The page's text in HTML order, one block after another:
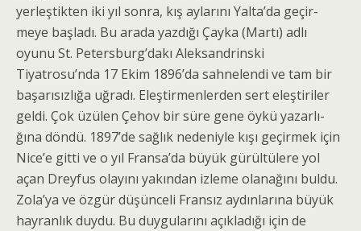
yerleştikten iki yıl sonra, kış aylarını Yalta’da geçir­
meye başladı. Bu arada yazdığı Çayka (Martı) adlı
oyunu St. Petersburg’dakı Aleksandrinski
Tiyatrosu’nda 17 Ekim 1896’da sahnelendi ve tam bir
başarısızlığa uğradı. Eleştirmenlerden sert eleştiriler
geldi. Çok üzülen Çehov bir süre gene öykü yazarlı­
ğına döndü. 1897’de sağlık nedeniyle kışı geçirmek için
Nice’e gitti ve o yıl Fransa’da büyük gürültülere yol
açan Dreyfus olayını yakından izleme olanağını buldu.
Zola’ya ve özgür düşünceli Fransız aydınlarına büyük
hayranlık duydu. Bu duygularını açıkladığı için de